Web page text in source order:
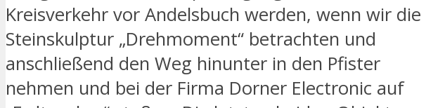
Kreisverkehr vor Andelsbuch werden, wenn wir die
Steinskulptur „Drehmoment“ betrachten und
anschließend den Weg hinunter in den Pfister
nehmen und bei der Firma Dorner Electronic auf